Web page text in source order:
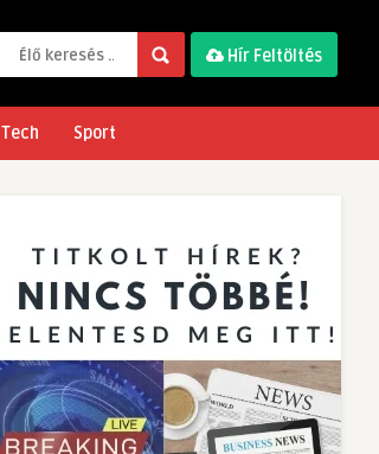
Hír Feltöltés
Tech Sport